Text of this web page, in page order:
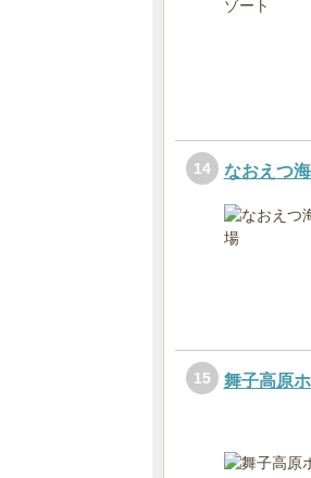
14 なおえつ
15 舞子高原